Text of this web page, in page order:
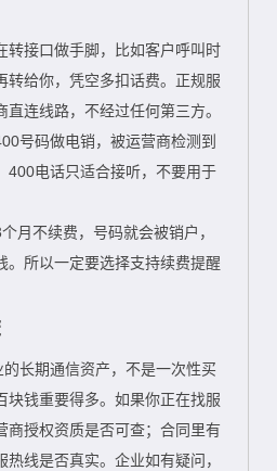
转接口做手脚，比如客户呼叫时
转给你，凭空多扣话费。正规服
连线路，不经过任何第三方。
号码做电销，被运营商检测到
400电话只适合接听，不要用于
月不续费，号码就会被销户，
。所以一定要选择支持续费提醒
长期通信资产，不是一次性买
块钱重要得多。如果你正在找服
商授权资质是否可查；合同里有
线是否真实。企业如有疑问，